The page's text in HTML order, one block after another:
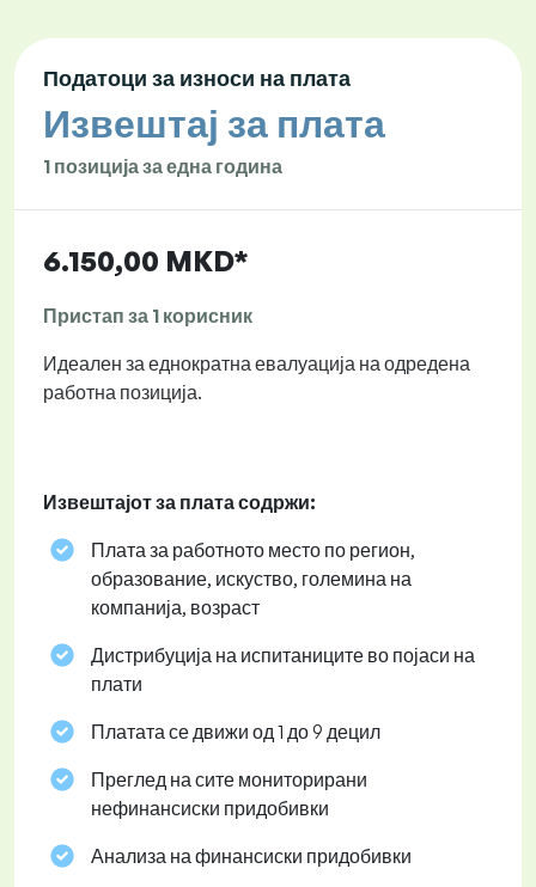
Податоци за износи на плата
Извештај за плата
1 позиција за една година
6.150,00 MKD*
Пристап за 1 корисник
Идеален за еднократна евалуација на одредена
работна позиција.
Извештајот за плата содржи:
Плата за работното место по регион,
образование, искуство, големина на
компанија, возраст
Дистрибуција на испитаниците во појаси на
плати
Платата се движи од 1 до 9 децил
Преглед на сите мониторирани
нефинансиски придобивки
Анализа на финансиски придобивки